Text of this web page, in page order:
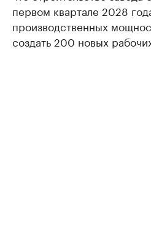
первом квартале 2028
производственных
создать 200 новых